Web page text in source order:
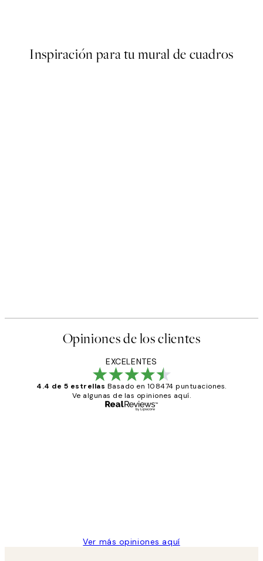
Inspiración para tu mural de cuadros
Opiniones de los clientes
EXCELENTES
4.4 de 5 estrellas Basado en 108474 puntuaciones.
Ve algunas de las opiniones aquí.
Ver más opiniones aquí